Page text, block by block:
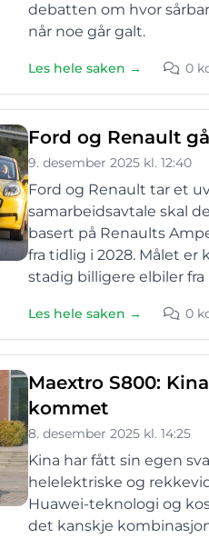
debatten om hvor
når noe går galt.
Les hele saken → 0
Ford og Renault
9. desember 2025 kl. 12:40
Ford og Renault tar et
samarbeidsavtale skal
basert på Renaults
fra tidlig i 2028. Målet
stadig billigere elbiler
Les hele saken → 0
Maextro S800:
kommet
8. desember 2025 kl. 14:25
Kina har fått sin egen
helelektriske og
Huawei-teknologi og
det kanskje